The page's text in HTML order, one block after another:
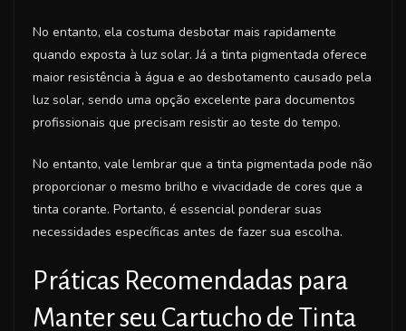
No entanto, ela costuma desbotar mais rapidamente
quando exposta à luz solar. Já a tinta pigmentada oferece
maior resistência à água e ao desbotamento causado pela
luz solar, sendo uma opção excelente para documentos
profissionais que precisam resistir ao teste do tempo.
No entanto, vale lembrar que a tinta pigmentada pode não
proporcionar o mesmo brilho e vivacidade de cores que a
tinta corante. Portanto, é essencial ponderar suas
necessidades específicas antes de fazer sua escolha.
Práticas Recomendadas para
Manter seu Cartucho de Tinta